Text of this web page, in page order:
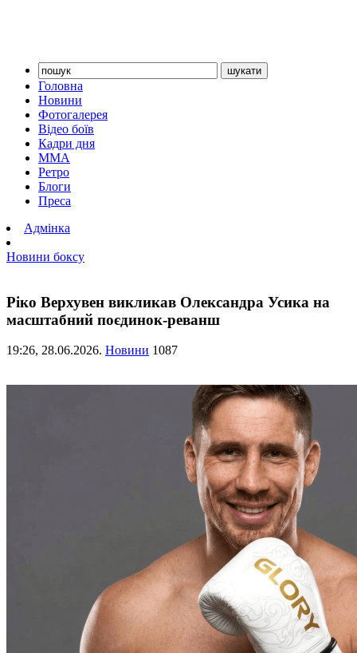
Головна
Новини
Фотогалерея
Відео боїв
Кадри дня
ММА
Ретро
Блоги
Преса
Адмінка
Новини боксу
Ріко Верхувен викликав Олександра Усика на
масштабний поєдинок-реванш
19:26, 28.06.2026. Новини 1087